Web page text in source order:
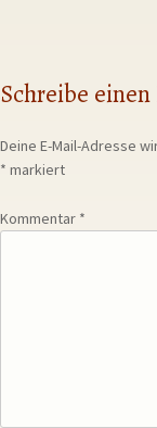
Schreibe
Deine E-Mail-Adresse
* markiert
Kommentar *